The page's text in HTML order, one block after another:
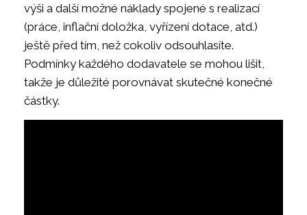
výši a další možné náklady spojené s realizací
(práce, inflační doložka, vyřízení dotace, atd.)
ještě před tím, než cokoliv odsouhlasíte.
Podmínky každého dodavatele se mohou lišit,
takže je důležité porovnávat skutečné konečné
částky.